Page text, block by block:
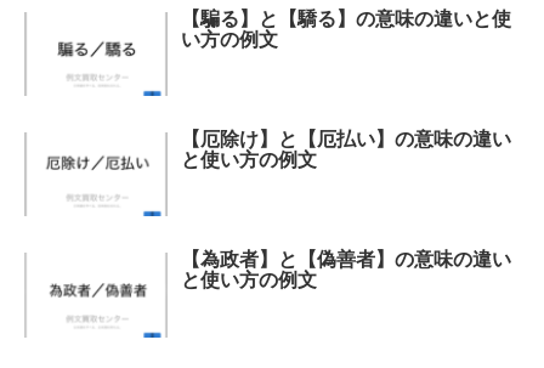
【騙る】と【驕る】の意味の違いと使
い方の例文
【厄除け】と【厄払い】の意味の違い
と使い方の例文
【為政者】と【偽善者】の意味の違い
と使い方の例文